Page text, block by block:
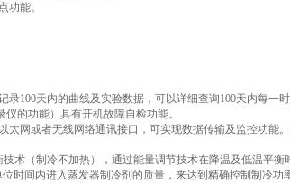
功能。
录100天内的曲线及实验数据，可以详细查询100天内每一
的功能）具有开机故障自检功能。
太网或者无线网络通讯接口，可实现数据传输及监控功能
术（制冷不加热），通过能量调节技术在降温及低温平
时间内进入蒸发器制冷剂的质量，来达到精确控制制冷功